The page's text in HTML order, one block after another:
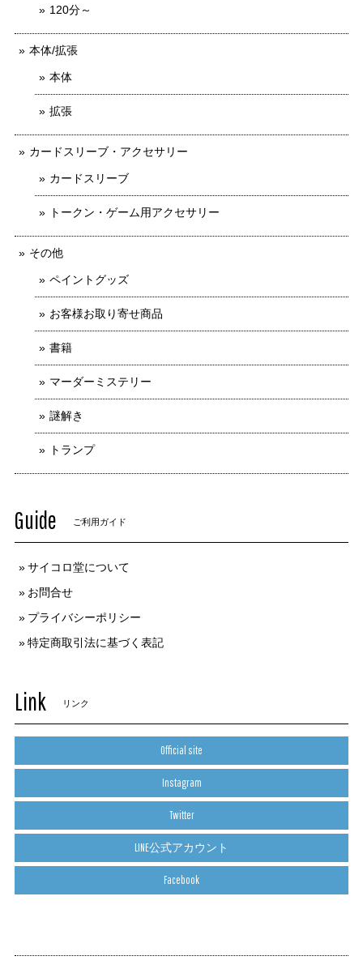
120分～
本体/拡張
本体
拡張
カードスリーブ・アクセサリー
カードスリーブ
トークン・ゲーム用アクセサリー
その他
ペイントグッズ
お客様お取り寄せ商品
書籍
マーダーミステリー
謎解き
トランプ
Guide ご利用ガイド
サイコロ堂について
お問合せ
プライバシーポリシー
特定商取引法に基づく表記
Link リンク
Official site
Instagram
Twitter
LINE公式アカウント
Facebook